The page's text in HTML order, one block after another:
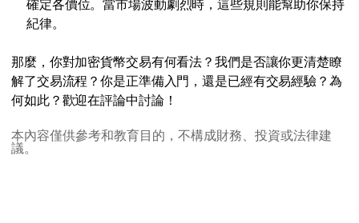
確定各價位。當市場波動劇烈時，這些規則能幫助你保持
紀律。
那麼，你對加密貨幣交易有何看法？我們是否讓你更清楚瞭
解了交易流程？你是正準備入門，還是已經有交易經驗？為
何如此？歡迎在評論中討論！
本內容僅供參考和教育目的，不構成財務、投資或法律建
議。